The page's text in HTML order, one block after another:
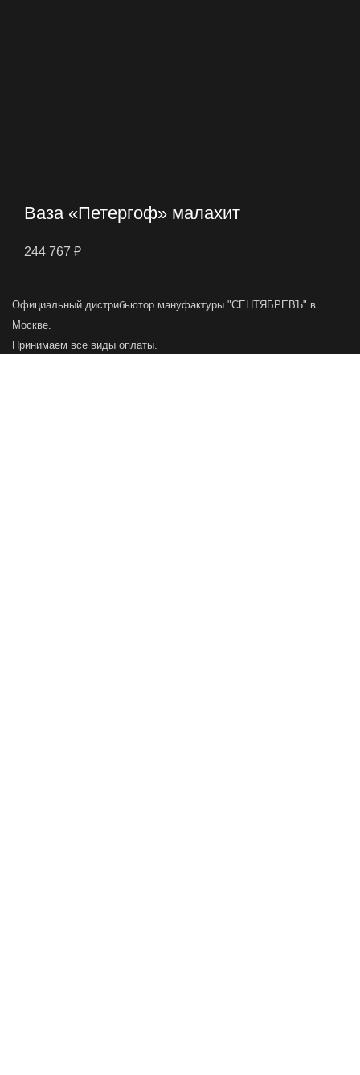
Ваза «Петергоф» малахит
244 767 ₽
Официальный дистрибьютор мануфактуры "СЕНТЯБРЕВЪ" в
Москве.
Принимаем все виды оплаты.